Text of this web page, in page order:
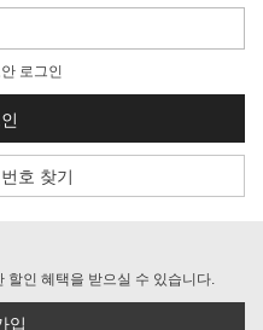
로그인
호 찾기
할인 혜택을 받으실 수 있습니다.
입